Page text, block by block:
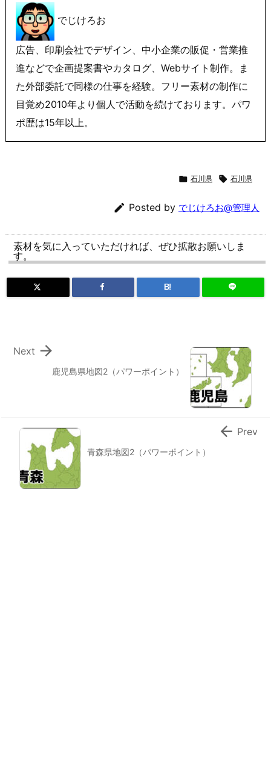
でじけろお
広告、印刷会社でデザイン、中小企業の販促・営業推
進などで企画提案書やカタログ、Webサイト制作。ま
た外部委託で同様の仕事を経験。フリー素材の制作に
目覚め2010年より個人で活動を続けております。パワ
ポ歴は15年以上。
 石川県  石川県
 Posted by でじけろお@管理人
素材を気に入っていただければ、ぜひ拡散お願いしま
す。
B!
鹿児島県地図2（パワーポイント）

Next
青森県地図2（パワーポイント）
 Prev